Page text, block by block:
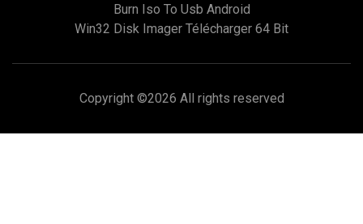
Burn Iso To Usb Android
Win32 Disk Imager Télécharger 64 Bit
Copyright ©2026 All rights reserved